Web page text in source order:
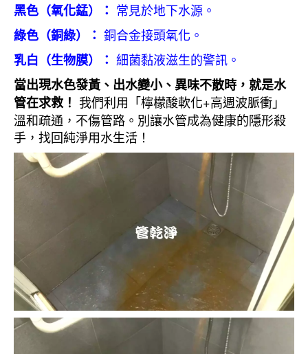
黑色（氧化錳）： 常見於地下水源。
綠色（銅綠）： 銅合金接頭氧化。
乳白（生物膜）： 細菌黏液滋生的警訊。
當出現水色發黃、出水變小、異味不散時，就是水
管在求救！ 我們利用「檸檬酸軟化+高週波脈衝」
溫和疏通，不傷管路。別讓水管成為健康的隱形殺
手，找回純淨用水生活！